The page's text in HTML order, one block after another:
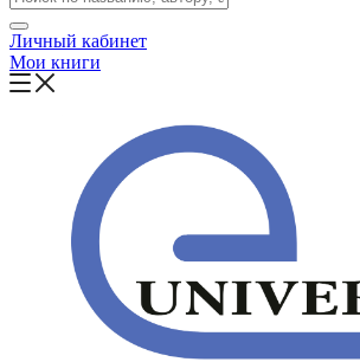
Личный кабинет
Мои книги